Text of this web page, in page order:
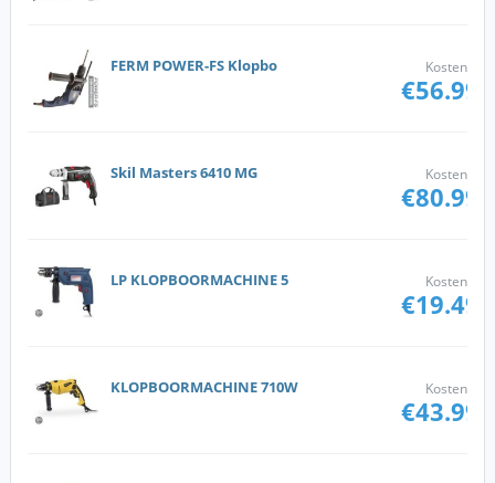
FERM POWER-FS Klopbo Kosten
€56.99
Skil Masters 6410 MG Kosten
€80.99
LP KLOPBOORMACHINE 5 Kosten
€19.49
KLOPBOORMACHINE 710W Kosten
€43.99